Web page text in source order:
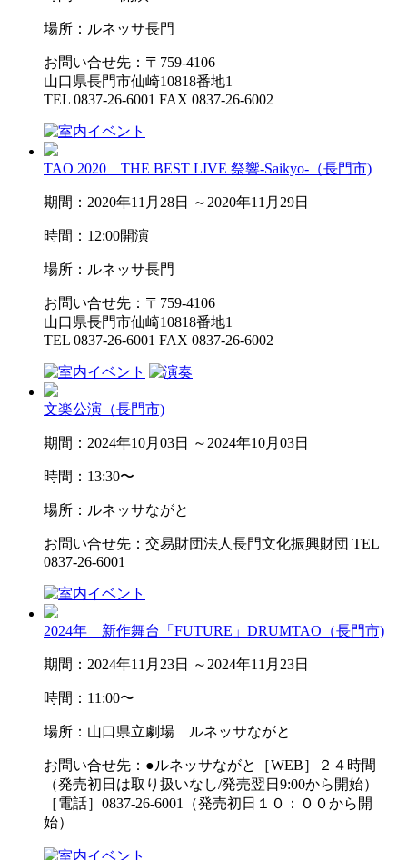
場所：ルネッサ長門
お問い合せ先：〒759-4106
山口県長門市仙崎10818番地1
TEL 0837-26-6001 FAX 0837-26-6002
TAO 2020 THE BEST LIVE 祭響-Saikyo-（長門市)
期間：2020年11月28日 ～2020年11月29日
時間：12:00開演
場所：ルネッサ長門
お問い合せ先：〒759-4106
山口県長門市仙崎10818番地1
TEL 0837-26-6001 FAX 0837-26-6002
文楽公演（長門市)
期間：2024年10月03日 ～2024年10月03日
時間：13:30〜
場所：ルネッサながと
お問い合せ先：交易財団法人長門文化振興財団 TEL
0837-26-6001
2024年 新作舞台「FUTURE」DRUMTAO（長門市)
期間：2024年11月23日 ～2024年11月23日
時間：11:00〜
場所：山口県立劇場 ルネッサながと
お問い合せ先：●ルネッサながと［WEB］２４時間
（発売初日は取り扱いなし/発売翌日9:00から開始）
［電話］0837-26-6001（発売初日１０：００から開
始）